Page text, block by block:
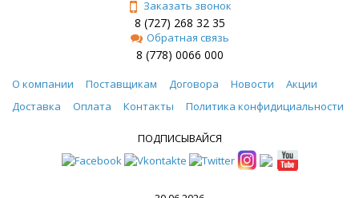
Заказать звонок
8 (727) 268 32 35
Обратная связь
8 (778) 0066 000
О компании Поставщикам Договора Новости
Акции
Доставка
Оплата Контакты Политика конфидициальности
ПОДПИСЫВАЙСЯ